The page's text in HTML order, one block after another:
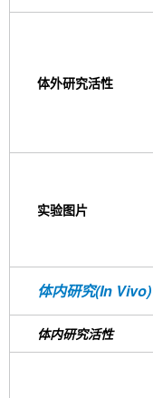
体外研究活性
实验图片
体内研究(In Vivo)
体内研究活性